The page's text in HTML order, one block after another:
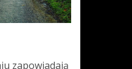
zapowiadają